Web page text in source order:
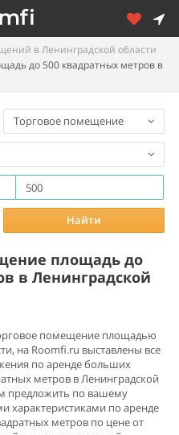
в Ленинградской области
до 500 квадратных метров в
Торговое помещение
Найти
площадь до
в Ленинградской
помещение площадью
на Roomfi.ru выставлены все
по аренде больших
метров в Ленинградской
предложить по вашему
характеристиками по аренде
метров по цене от